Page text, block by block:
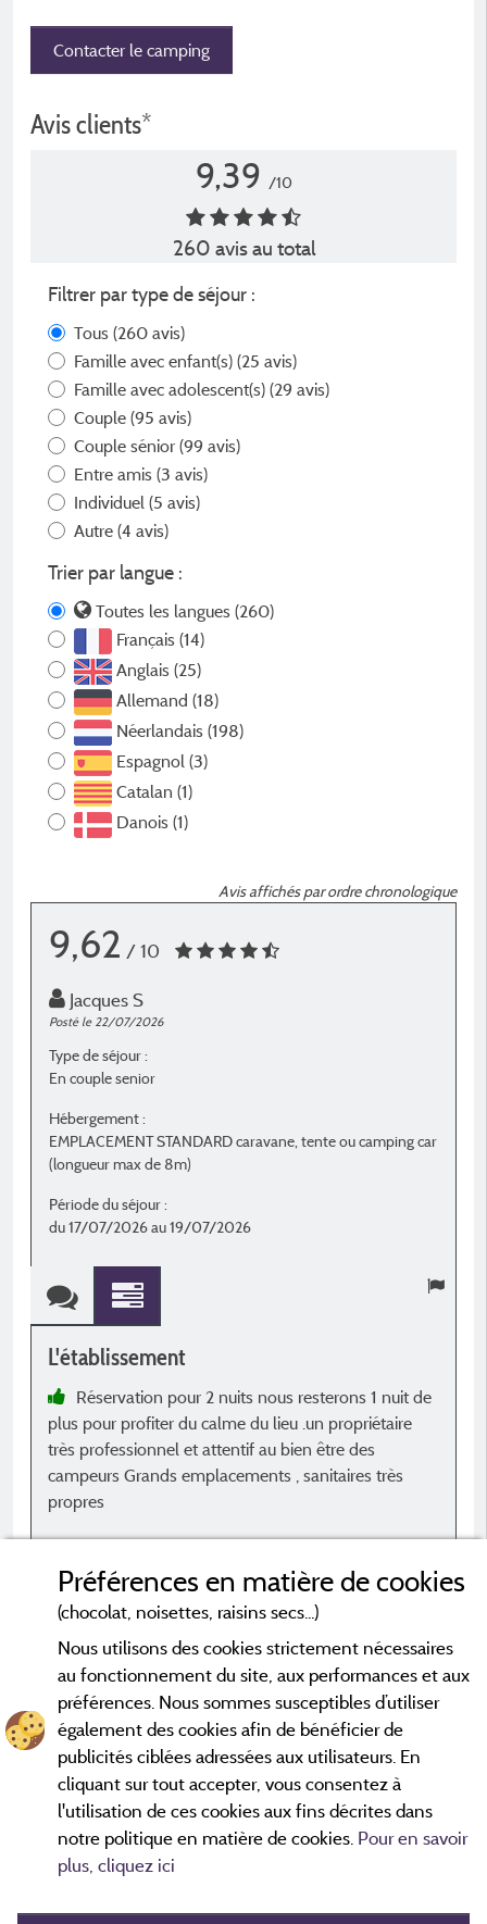
Contacter le camping
Avis clients*
9,39 /10
260 avis au total
Filtrer par type de séjour :
Tous (260 avis)
Famille avec enfant(s) (25 avis)
Famille avec adolescent(s) (29 avis)
Couple (95 avis)
Couple sénior (99 avis)
Entre amis (3 avis)
Individuel (5 avis)
Autre (4 avis)
Trier par langue :
Toutes les langues (260)
Français (14)
Anglais (25)
Allemand (18)
Néerlandais (198)
Espagnol (3)
Catalan (1)
Danois (1)
Avis affichés par ordre chronologique
9,62 / 10
Jacques S
Posté le 22/07/2026
Type de séjour :
En couple senior
Hébergement :
EMPLACEMENT STANDARD caravane, tente ou camping car
(longueur max de 8m)
Période du séjour :
du 17/07/2026 au 19/07/2026
L'établissement
Réservation pour 2 nuits nous resterons 1 nuit de
plus pour profiter du calme du lieu .un propriétaire
très professionnel et attentif au bien être des
campeurs Grands emplacements , sanitaires très
propres
Ombragé
*Avis datés de moins de 3 ans et soumis à un contrôle.En savoir
plus
Préférences en matière de cookies
(chocolat, noisettes, raisins secs...)
Nous utilisons des cookies strictement nécessaires
au fonctionnement du site, aux performances et aux
préférences. Nous sommes susceptibles d’utiliser
également des cookies afin de bénéficier de
publicités ciblées adressées aux utilisateurs. En
cliquant sur tout accepter, vous consentez à
l'utilisation de ces cookies aux fins décrites dans
notre politique en matière de cookies. Pour en savoir
plus, cliquez ici